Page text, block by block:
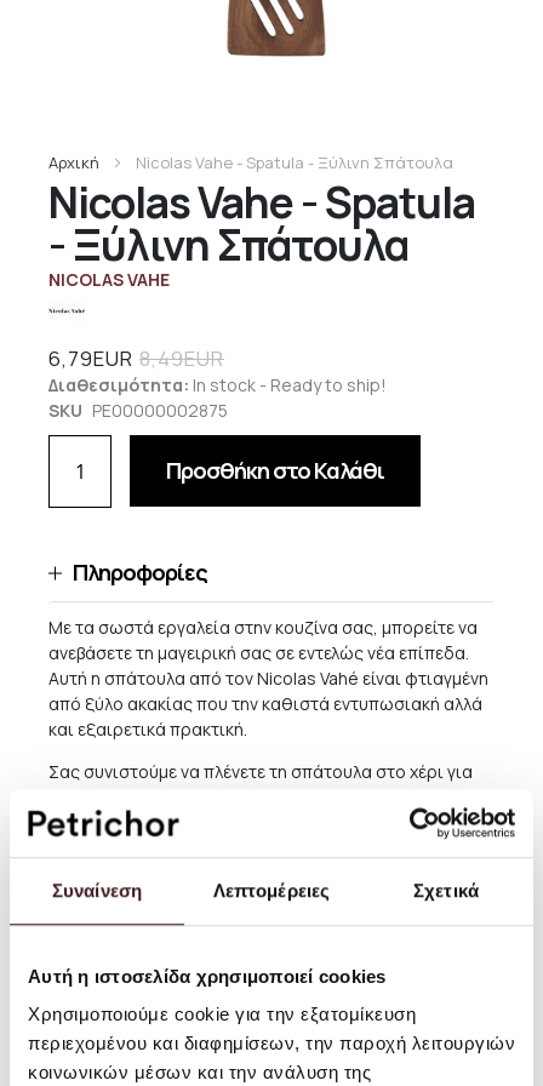
Συναίνεση Λεπτομέρειες Σχετικά
Αυτή η ιστοσελίδα χρησιμοποιεί cookies
Χρησιμοποιούμε cookie για την εξατομίκευση
περιεχομένου και διαφημίσεων, την παροχή λειτουργιών
κοινωνικών μέσων και την ανάλυση της
Nicolas Vahe - Spatula
- Ξύλινη Σπάτουλα
NICOLAS VAHE
Αρχική Nicolas Vahe - Spatula - Ξύλινη Σπάτουλα
Διαθεσιμότητα: In stock - Ready to ship!
SKU PE00000002875
6,79EUR 8,49EUR
Προσθήκη στο Καλάθι
Πληροφορίες
Με τα σωστά εργαλεία στην κουζίνα σας, μπορείτε να
ανεβάσετε τη μαγειρική σας σε εντελώς νέα επίπεδα.
Αυτή η σπάτουλα από τον Nicolas Vahé είναι φτιαγμένη
από ξύλο ακακίας που την καθιστά εντυπωσιακή αλλά
και εξαιρετικά πρακτική.
Σας συνιστούμε να πλένετε τη σπάτουλα στο χέρι για
διάρκεια ζωής της.
Μέγεθος: Μ: 32 x Π: 7 εκ
Υλικό: Ξύλο Ακακίας
Αποστολές και Επιστροφές